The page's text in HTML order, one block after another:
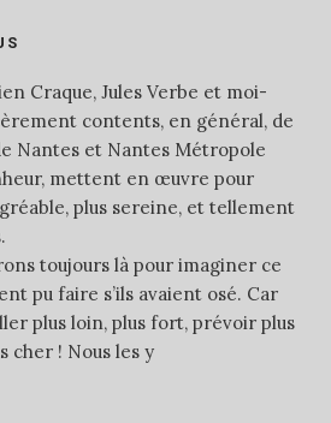
Craque, Jules Verbe et moi-
contents, en général, de
Nantes et Nantes Métropole
mettent en œuvre pour
plus sereine, et tellement
toujours là pour imaginer ce
pu faire s’ils avaient osé. Car
plus loin, plus fort, prévoir plus
cher ! Nous les y